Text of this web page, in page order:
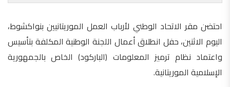
احتضن مقر الاتحاد الوطني لأرباب العمل الموريتانيين بنواكشوط،
اليوم الاثنين، حفل انطلاق أعمال اللجنة الوطنية المكلفة بتأسيس
واعتماد نظام ترميز المعلومات (الباركود) الخاص بالجمهورية
الإسلامية الموريتانية.